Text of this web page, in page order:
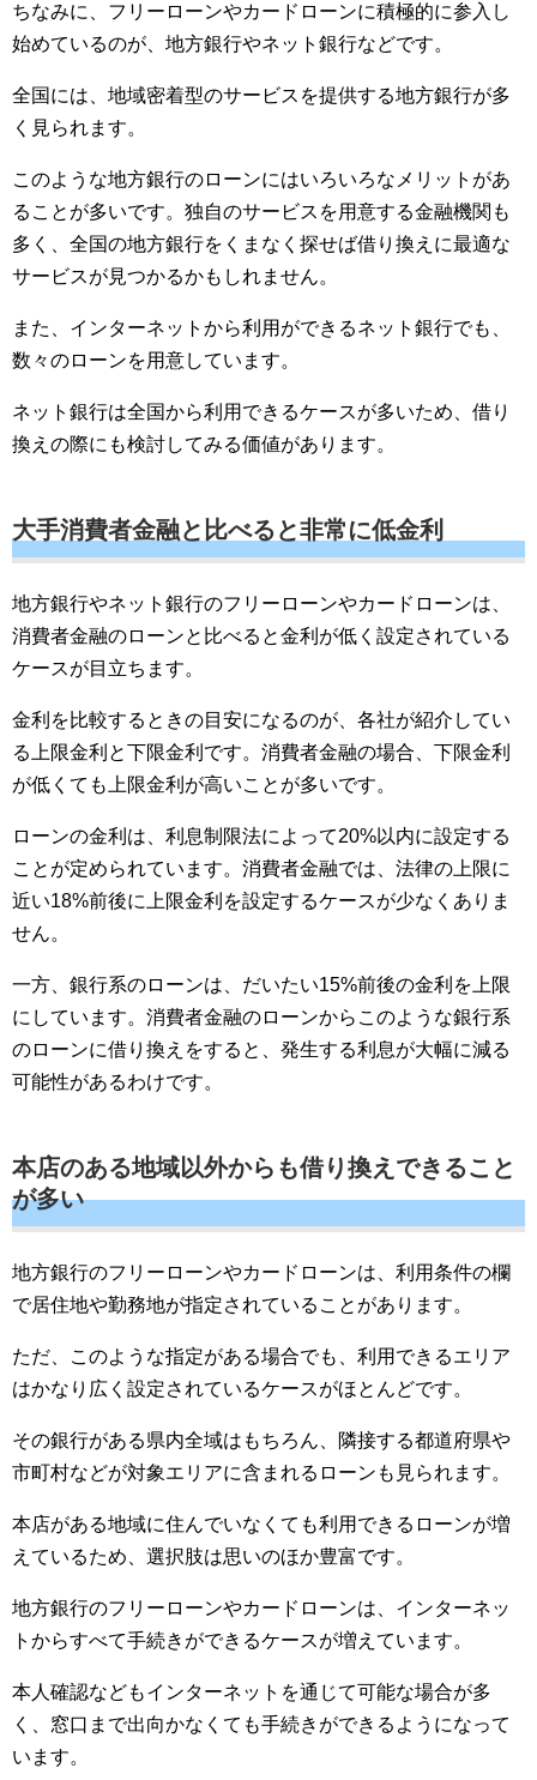
ちなみに、フリーローンやカードローンに積極的に参入し
始めているのが、地方銀行やネット銀行などです。
全国には、地域密着型のサービスを提供する地方銀行が多
く見られます。
このような地方銀行のローンにはいろいろなメリットがあ
ることが多いです。独自のサービスを用意する金融機関も
多く、全国の地方銀行をくまなく探せば借り換えに最適な
サービスが見つかるかもしれません。
また、インターネットから利用ができるネット銀行でも、
数々のローンを用意しています。
ネット銀行は全国から利用できるケースが多いため、借り
換えの際にも検討してみる価値があります。
大手消費者金融と比べると非常に低金利
地方銀行やネット銀行のフリーローンやカードローンは、
消費者金融のローンと比べると金利が低く設定されている
ケースが目立ちます。
金利を比較するときの目安になるのが、各社が紹介してい
る上限金利と下限金利です。消費者金融の場合、下限金利
が低くても上限金利が高いことが多いです。
ローンの金利は、利息制限法によって20%以内に設定する
ことが定められています。消費者金融では、法律の上限に
近い18%前後に上限金利を設定するケースが少なくありま
せん。
一方、銀行系のローンは、だいたい15%前後の金利を上限
にしています。消費者金融のローンからこのような銀行系
のローンに借り換えをすると、発生する利息が大幅に減る
可能性があるわけです。
本店のある地域以外からも借り換えできること
が多い
地方銀行のフリーローンやカードローンは、利用条件の欄
で居住地や勤務地が指定されていることがあります。
ただ、このような指定がある場合でも、利用できるエリア
はかなり広く設定されているケースがほとんどです。
その銀行がある県内全域はもちろん、隣接する都道府県や
市町村などが対象エリアに含まれるローンも見られます。
本店がある地域に住んでいなくても利用できるローンが増
えているため、選択肢は思いのほか豊富です。
地方銀行のフリーローンやカードローンは、インターネッ
トからすべて手続きができるケースが増えています。
本人確認などもインターネットを通じて可能な場合が多
く、窓口まで出向かなくても手続きができるようになって
います。